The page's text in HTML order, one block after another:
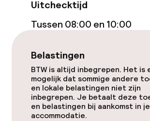
Uitchecktijd
Tussen 08:00 en 10:00
Belastingen
BTW is altijd inbegrepen. Het is
mogelijk dat sommige andere
en lokale belastingen niet zijn
inbegrepen. Je betaalt deze
en belastingen bij aankomst in je
accommodatie.